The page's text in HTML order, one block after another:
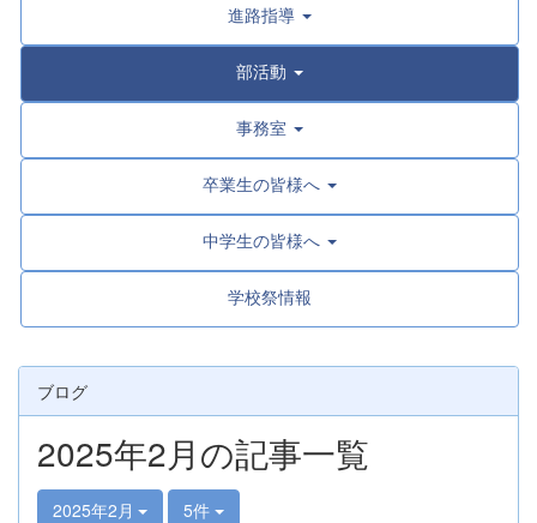
進路指導
部活動
事務室
卒業生の皆様へ
中学生の皆様へ
学校祭情報
ブログ
2025年2月の記事一覧
2025年2月 5件